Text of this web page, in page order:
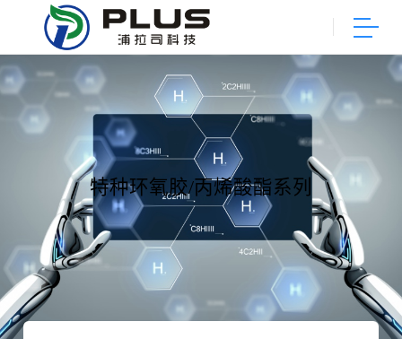
特种环氧胶/丙烯酸酯系列